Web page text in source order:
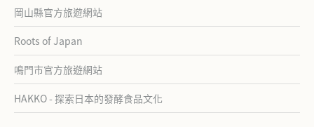
岡山縣官方旅遊網站
Roots of Japan
鳴門市官方旅遊網站
HAKKO - 探索日本的發酵食品文化